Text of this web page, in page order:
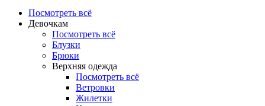
Посмотреть всё
Девочкам
Посмотреть всё
Блузки
Брюки
Верхняя одежда
Посмотреть всё
Ветровки
Жилетки